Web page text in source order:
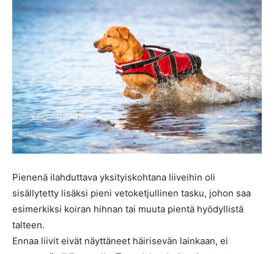
Pienenä ilahduttava yksityiskohtana liiveihin oli
sisällytetty lisäksi pieni vetoketjullinen tasku, johon saa
esimerkiksi koiran hihnan tai muuta pientä hyödyllistä
talteen.
Ennaa liivit eivät näyttäneet häirisevän lainkaan, ei